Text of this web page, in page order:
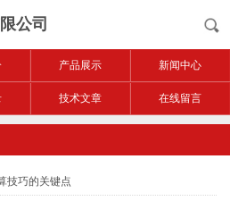
公司
产品展示 新闻中心
技术文章 在线留言
技巧的关键点